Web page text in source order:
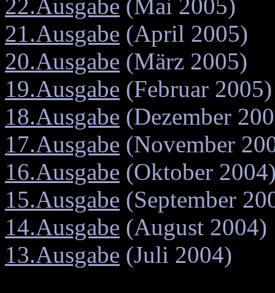
22.Ausgabe (Mai 2005)
21.Ausgabe (April 2005)
20.Ausgabe (März 2005)
19.Ausgabe (Februar 2005)
18.Ausgabe (Dezember
17.Ausgabe (November
16.Ausgabe (Oktober
15.Ausgabe (September
14.Ausgabe (August 2004)
13.Ausgabe (Juli 2004)